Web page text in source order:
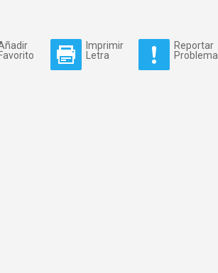
Favorito
Imprimir
Letra
Reportar
Problema